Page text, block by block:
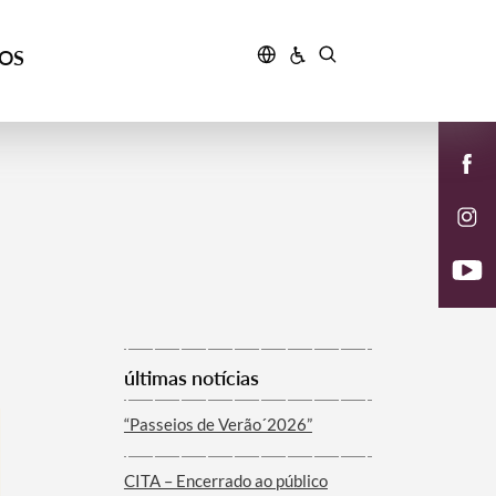
últimas notícias
“Passeios de Verão´2026”
CITA – Encerrado ao público